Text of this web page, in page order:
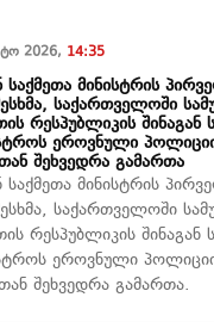
2026, 14:35
საქმეთა მინისტრის
საქართველოში
რესპუბლიკის შინაგან
ეროვნული
შეხვედრა გამართა
საქმეთა მინისტრის
საქართველოში
რესპუბლიკის შინაგან
ეროვნული
შეხვედრა გამართა.